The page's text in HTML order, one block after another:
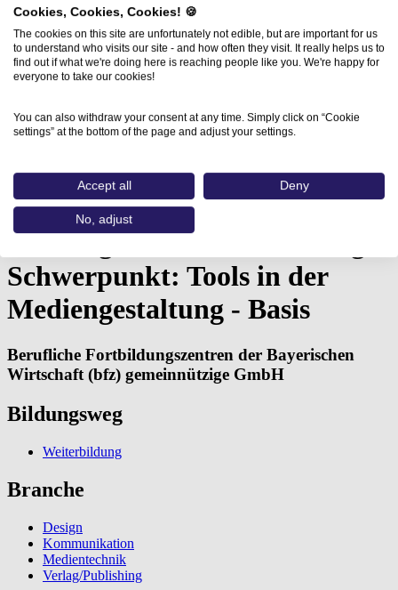
Home
Vorbereitung auf eine
Mediengestalter-Umschulung -
Schwerpunkt: Tools in der
Mediengestaltung - Basis
Berufliche Fortbildungszentren der Bayerischen
Wirtschaft (bfz) gemeinnützige GmbH
Bildungsweg
Weiterbildung
Branche
Design
Kommunikation
Medientechnik
Verlag/Publishing
Cookies, Cookies, Cookies! 🍪
The cookies on this site are unfortunately not edible, but are important for us
to understand who visits our site - and how often they visit. It really helps us to
find out if what we're doing here is reaching people like you. We're happy for
everyone to take our cookies!
You can also withdraw your consent at any time. Simply click on “Cookie
settings” at the bottom of the page and adjust your settings.
Accept all Deny
No, adjust